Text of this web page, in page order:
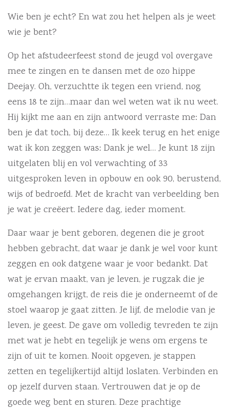
Wie ben je echt? En wat zou het helpen als je weet
wie je bent?
Op het afstudeerfeest stond de jeugd vol overgave
mee te zingen en te dansen met de ozo hippe
Deejay. Oh, verzuchtte ik tegen een vriend, nog
eens 18 te zijn…maar dan wel weten wat ik nu weet.
Hij kijkt me aan en zijn antwoord verraste me: Dan
ben je dat toch, bij deze… Ik keek terug en het enige
wat ik kon zeggen was: Dank je wel… Je kunt 18 zijn
uitgelaten blij en vol verwachting of 33
uitgesproken leven in opbouw en ook 90, berustend,
wijs of bedroefd. Met de kracht van verbeelding ben
je wat je creëert. Iedere dag, ieder moment.
Daar waar je bent geboren, degenen die je groot
hebben gebracht, dat waar je dank je wel voor kunt
zeggen en ook datgene waar je voor bedankt. Dat
wat je ervan maakt, van je leven, je rugzak die je
omgehangen krijgt, de reis die je onderneemt of de
stoel waarop je gaat zitten. Je lijf, de melodie van je
leven, je geest. De gave om volledig tevreden te zijn
met wat je hebt en tegelijk je wens om ergens te
zijn of uit te komen. Nooit opgeven, je stappen
zetten en tegelijkertijd altijd loslaten. Verbinden en
op jezelf durven staan. Vertrouwen dat je op de
goede weg bent en sturen. Deze prachtige